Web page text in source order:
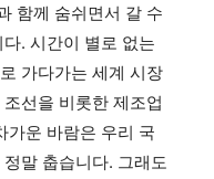
함께 숨쉬면서 갈 수
. 시간이 별로 없는
가다가는 세계 시장
선을 비롯한 제조업
가운 바람은 우리 국
말 춥습니다. 그래도